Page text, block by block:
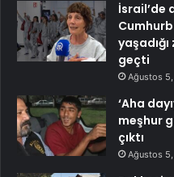
İsrail’de
geçti
Ağustos
‘Aha
meşhur
çıktı
Ağustos